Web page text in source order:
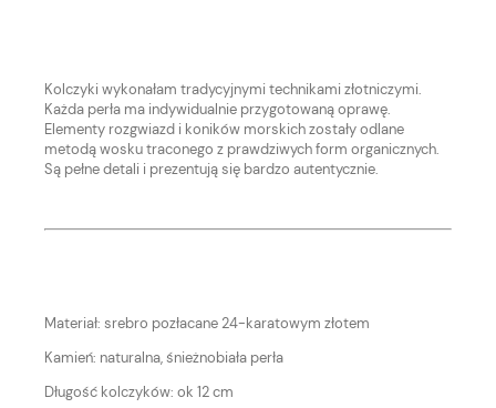
Kolczyki wykonałam tradycyjnymi technikami złotniczymi.
Każda perła ma indywidualnie przygotowaną oprawę.
Elementy rozgwiazd i koników morskich zostały odlane
metodą wosku traconego z prawdziwych form organicznych.
Są pełne detali i prezentują się bardzo autentycznie.
Materiał: srebro pozłacane 24-karatowym złotem
Kamień: naturalna, śnieżnobiała perła
Długość kolczyków: ok 12 cm